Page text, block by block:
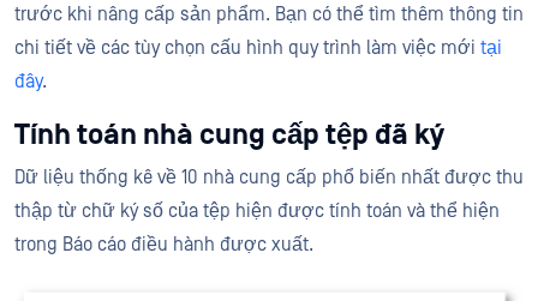
trước khi nâng cấp sản phẩm. Bạn có thể tìm thêm thông tin
chi tiết về các tùy chọn cấu hình quy trình làm việc mới tại
đây.
Tính toán nhà cung cấp tệp đã ký
Dữ liệu thống kê về 10 nhà cung cấp phổ biến nhất được thu
thập từ chữ ký số của tệp hiện được tính toán và thể hiện
trong Báo cáo điều hành được xuất.